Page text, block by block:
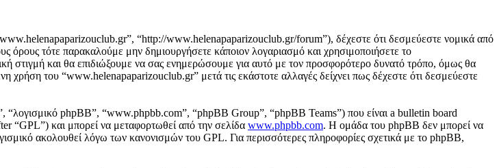
“http://www.helenapaparizouclub.gr/forum”), δέχεστε ότι δεσμεύεστε νομικά από
τότε παρακαλούμε μην δημιουργήσετε κάποιον λογαριασμό και χρησιμοποιήσετε το
στιγμή και θα επιδιώξουμε να σας ενημερώσουμε για αυτό με τον προσφορότερο δυνατό τρόπο, όμως θα
χρήση του “www.helenapaparizouclub.gr” μετά τις εκάστοτε αλλαγές δείχνει πως δέχεστε ότι δεσμεύεστε
“λογισμικό phpBB”, “www.phpbb.com”, “phpBB Group”, “phpBB Teams”) που είναι a bulletin board
“GPL”) και μπορεί να μεταφορτωθεί από την σελίδα www.phpbb.com. Η ομάδα του phpBB δεν μπορεί να
ακολουθεί λόγω των κανονισμών του GPL. Για περισσότερες πληροφορίες σχετικά με το phpBB,